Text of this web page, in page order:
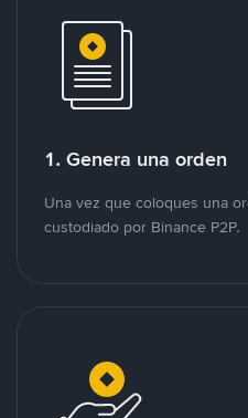
1. Genera una orden
Una vez que coloques una
custodiado por Binance P2P.